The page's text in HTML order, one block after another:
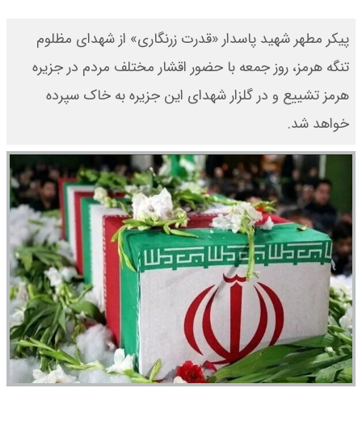
پیکر مطهر شهید پاسدار «قدرت زرنگاری» از شهدای مظلوم
تنگه هرمز، روز جمعه با حضور اقشار مختلف مردم در جزیره
هرمز تشییع و در گلزار شهدای این جزیره به خاک سپرده
خواهد شد.